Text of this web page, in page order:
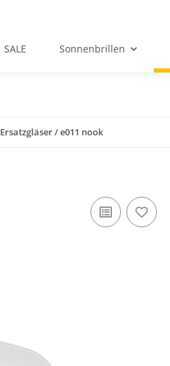
SALE Sonnenbrillen
Ersatzgläser / e011 nook